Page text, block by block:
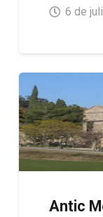
6 de
Antic